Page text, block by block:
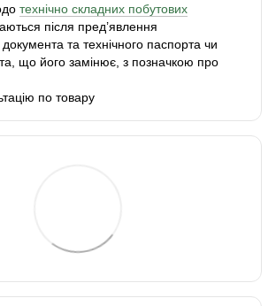
технічно складних побутових
після пред’явлення
та технічного паспорта чи
що його замінює, з позначкою про
по товару